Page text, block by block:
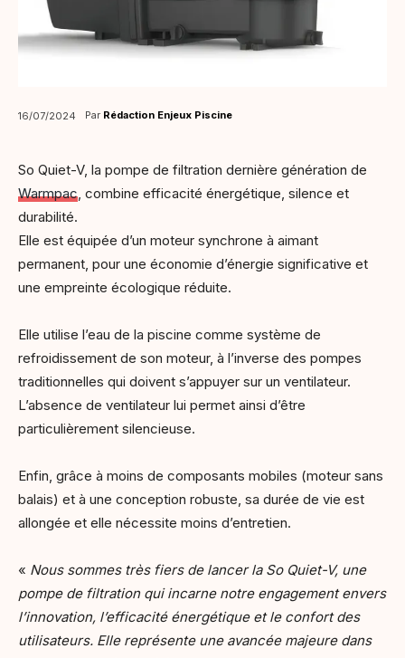
16/07/2024 Par Rédaction Enjeux Piscine
So Quiet-V, la pompe de filtration dernière génération de
Warmpac, combine efficacité énergétique, silence et
durabilité.
Elle est équipée d’un moteur synchrone à aimant
permanent, pour une économie d’énergie significative et
une empreinte écologique réduite.
Elle utilise l’eau de la piscine comme système de
refroidissement de son moteur, à l’inverse des pompes
traditionnelles qui doivent s’appuyer sur un ventilateur.
L’absence de ventilateur lui permet ainsi d’être
particulièrement silencieuse.
Enfin, grâce à moins de composants mobiles (moteur sans
balais) et à une conception robuste, sa durée de vie est
allongée et elle nécessite moins d’entretien.
« Nous sommes très fiers de lancer la So Quiet-V, une
pompe de filtration qui incarne notre engagement envers
l’innovation, l’efficacité énergétique et le confort des
utilisateurs. Elle représente une avancée majeure dans